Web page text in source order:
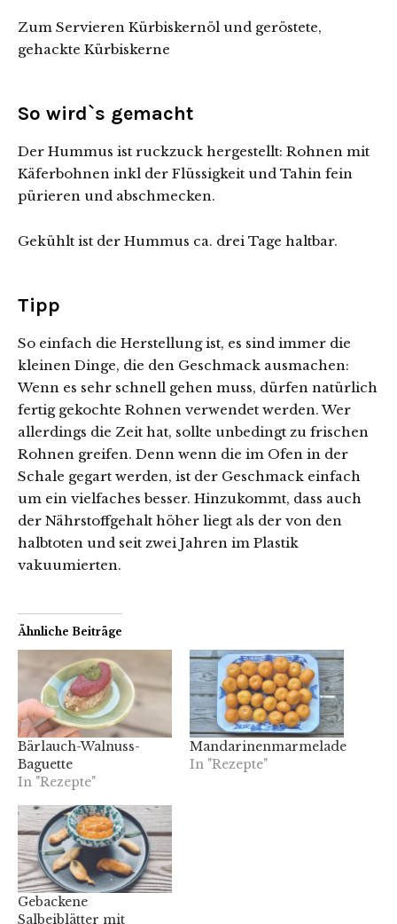
Zum Servieren Kürbiskernöl und geröstete,
gehackte Kürbiskerne
So wird`s gemacht
Der Hummus ist ruckzuck hergestellt: Rohnen mit
Käferbohnen inkl der Flüssigkeit und Tahin fein
pürieren und abschmecken.
Gekühlt ist der Hummus ca. drei Tage haltbar.
Tipp
So einfach die Herstellung ist, es sind immer die
kleinen Dinge, die den Geschmack ausmachen:
Wenn es sehr schnell gehen muss, dürfen natürlich
fertig gekochte Rohnen verwendet werden. Wer
allerdings die Zeit hat, sollte unbedingt zu frischen
Rohnen greifen. Denn wenn die im Ofen in der
Schale gegart werden, ist der Geschmack einfach
um ein vielfaches besser. Hinzukommt, dass auch
der Nährstoffgehalt höher liegt als der von den
halbtoten und seit zwei Jahren im Plastik
vakuumierten.
Ähnliche Beiträge
Bärlauch-Walnuss-
Baguette
In "Rezepte"
Mandarinenmarmelade
In "Rezepte"
Gebackene
Salbeiblätter mit